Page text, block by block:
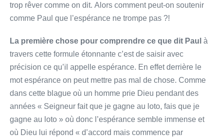
trop rêver comme on dit. Alors comment peut-on soutenir
comme Paul que l’espérance ne trompe pas ?!
La première chose pour comprendre ce que dit Paul à
travers cette formule étonnante c’est de saisir avec
précision ce qu’il appelle espérance. En effet derrière le
mot espérance on peut mettre pas mal de chose. Comme
dans cette blague où un homme prie Dieu pendant des
années « Seigneur fait que je gagne au loto, fais que je
gagne au loto » où donc l’espérance semble immense et
où Dieu lui répond « d’accord mais commence par